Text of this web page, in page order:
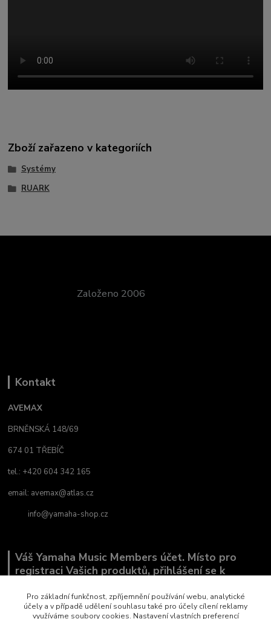
Zboží zařazeno v kategoriích
Systémy
RUARK
Založeno 2006
Kontakt
AVEMAX
BRNĚNSKÁ 148/69
674 01 TŘEBÍČ
tel.: +420 604 342 165
email: avemax@atlas.cz
info@yamaha-shop.cz
Váš Yamaha Music Members účet. Místo pro
registraci Vašich produktů, přihlášení se k
co Vás zajímá.
Pro základní funkčnost, zpříjemnění používání webu, analytické
účely a v případě udělení souhlasu také pro účely cílení reklamy
využíváme soubory cookies. Nastavení vlastních preferencí